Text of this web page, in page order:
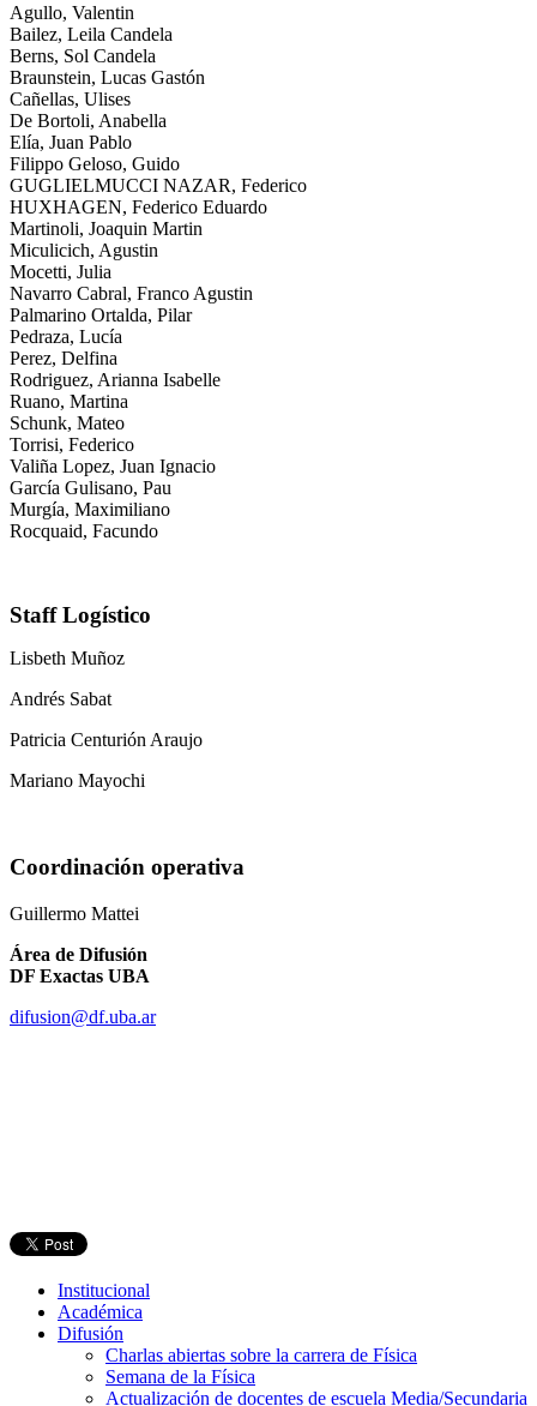
Agullo, Valentin
Bailez, Leila Candela
Berns, Sol Candela
Braunstein, Lucas Gastón
Cañellas, Ulises
De Bortoli, Anabella
Elía, Juan Pablo
Filippo Geloso, Guido
GUGLIELMUCCI NAZAR, Federico
HUXHAGEN, Federico Eduardo
Martinoli, Joaquin Martin
Miculicich, Agustin
Mocetti, Julia
Navarro Cabral, Franco Agustin
Palmarino Ortalda, Pilar
Pedraza, Lucía
Perez, Delfina
Rodriguez, Arianna Isabelle
Ruano, Martina
Schunk, Mateo
Torrisi, Federico
Valiña Lopez, Juan Ignacio
García Gulisano, Pau
Murgía, Maximiliano
Rocquaid, Facundo
Staff Logístico
Lisbeth Muñoz
Andrés Sabat
Patricia Centurión Araujo
Mariano Mayochi
Coordinación operativa
Guillermo Mattei
Área de Difusión
DF Exactas UBA
difusion@df.uba.ar
Institucional
Académica
Difusión
Charlas abiertas sobre la carrera de Física
Semana de la Física
Actualización de docentes de escuela Media/Secundaria